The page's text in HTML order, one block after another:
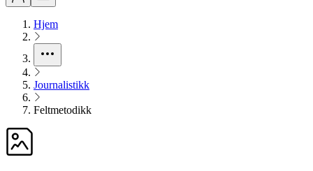
Hjem
Journalistikk
Feltmetodikk